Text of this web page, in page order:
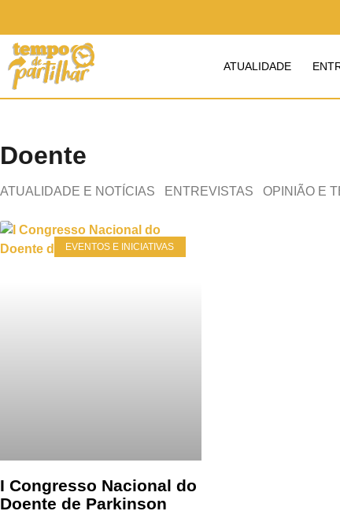
ATUALIDADE
Doente
ATUALIDADE E NOTÍCIAS ENTREVISTAS OPINIÃO E
EVENTOS E INICIATIVAS
I Congresso Nacional do
Doente de Parkinson